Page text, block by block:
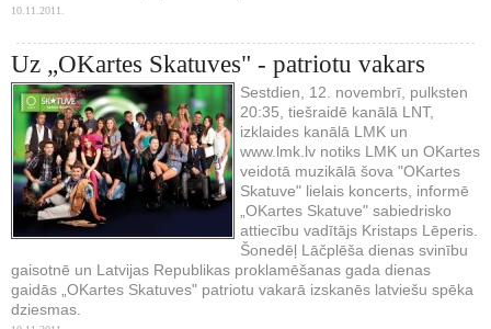
10.11.2011.
Uz „OKartes Skatuves" - patriotu vakars
Sestdien, 12. novembrī, pulksten
20:35, tiešraidē kanālā LNT,
izklaides kanālā LMK un
www.lmk.lv notiks LMK un OKartes
veidotā muzikālā šova "OKartes
Skatuve" lielais koncerts, informē
„OKartes Skatuve" sabiedrisko
attiecību vadītājs Kristaps Lēperis.
Šonedēļ Lāčplēša dienas svinību
gaisotnē un Latvijas Republikas proklamēšanas gada dienas
gaidās „OKartes Skatuves" patriotu vakarā izskanēs latviešu spēka
dziesmas.